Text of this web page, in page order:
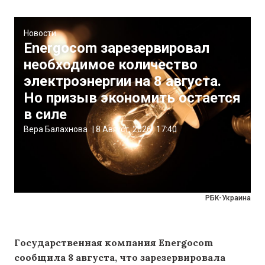
РБК-Украина
Новости
Energocom зарезервировал
необходимое количество
электроэнергии на 8 августа.
Но призыв экономить остается
в силе
Вера Балахнова |8 Август, 2026 17:40
Государственная компания Energocom
сообщила 8 августа, что зарезервировала